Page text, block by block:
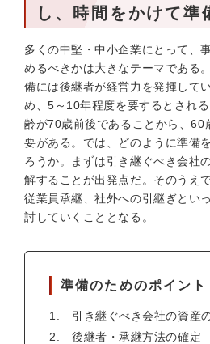
し、時間をかけて準
多くの中堅・中小企業にとって、
めるべきかは大きなテーマである
備には後継者が経営力を発揮して
め、5～10年程度を要するとされ
齢が70歳前後であることから、60
要がある。では、どのように準備
ろうか。まずは引き継ぐべき会社
解することが出発点だ。そのうえ
従業員承継、社外への引継ぎとい
討していくこととなる。
準備のためのポイント
引き継ぐべき会社の資産
後継者・承継方法の確定